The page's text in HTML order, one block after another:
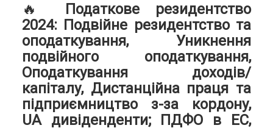
🔥
Податкове резидентство
2024: Подвійне резидентство та
оподаткування, Уникнення
подвійного оподаткування,
Оподаткування доходів/
капіталу, Дистанційна праця та
підприємництво з-за кордону,
UA дивіденденти; ПДФО в ЕС,